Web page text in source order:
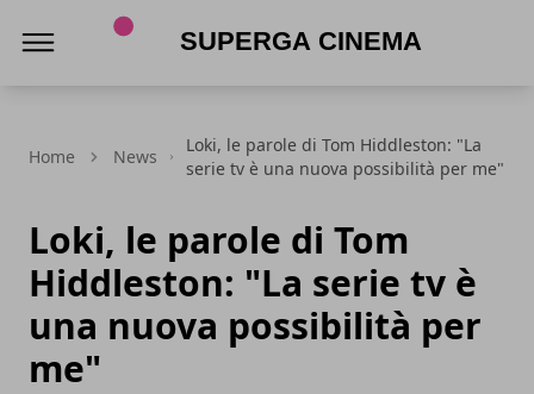
Home News
Loki, le parole di Tom Hiddleston: "La
serie tv è una nuova possibilità per me"
Loki, le parole di Tom
Hiddleston: "La serie tv è
una nuova possibilità per
me"